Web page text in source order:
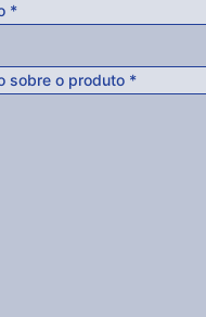
*
sobre o produto *